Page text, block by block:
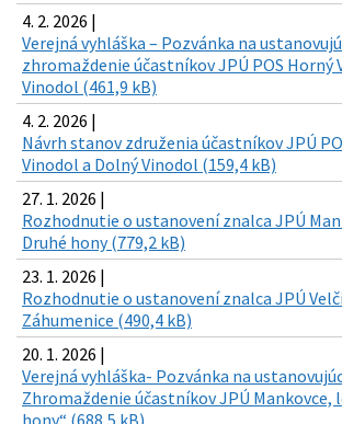
4. 2. 2026 |
Verejná vyhláška – Pozvánka na
zhromaždenie účastníkov JPÚ POS Horný
Vinodol (461,9 kB)
4. 2. 2026 |
Návrh stanov združenia účastníkov JPÚ
Vinodol a Dolný Vinodol (159,4 kB)
27. 1. 2026 |
Rozhodnutie o ustanovení znalca JPÚ
Druhé hony (779,2 kB)
23. 1. 2026 |
Rozhodnutie o ustanovení znalca JPÚ
Záhumenice (490,4 kB)
20. 1. 2026 |
Verejná vyhláška- Pozvánka na
Zhromaždenie účastníkov JPÚ Mankovce,